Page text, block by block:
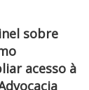
sobre
acesso à